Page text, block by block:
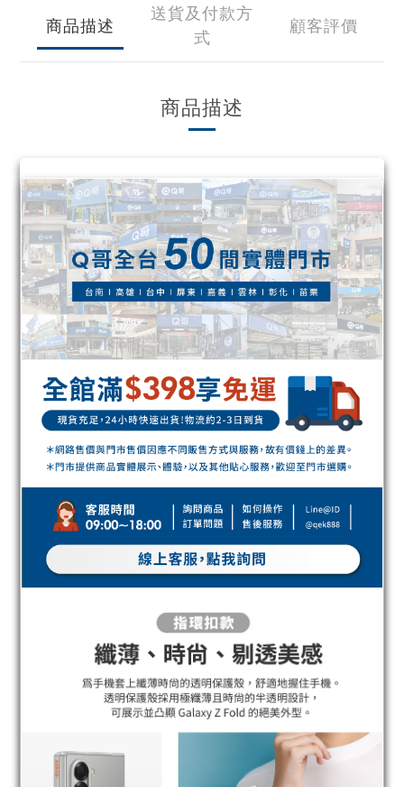
商品描述
送貨及付款方
式
顧客評價
商品描述